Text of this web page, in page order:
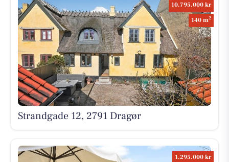
10.795.000 kr
140 m2
Strandgade 12, 2791 Dragør
1.295.000 kr